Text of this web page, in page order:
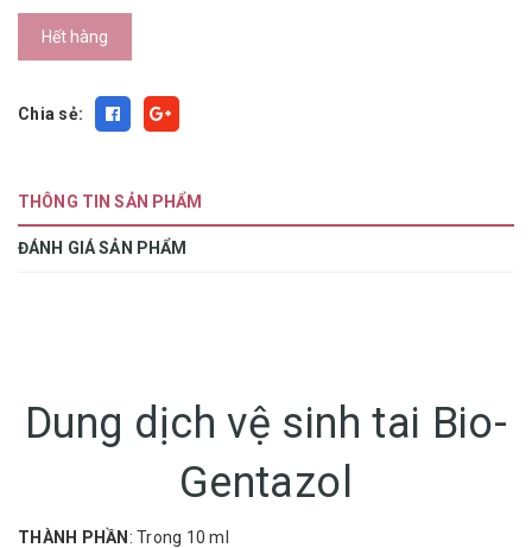
Hết hàng
Chia sẻ:
THÔNG TIN SẢN PHẨM
ĐÁNH GIÁ SẢN PHẨM
Dung dịch vệ sinh tai Bio-
Gentazol
THÀNH PHẦN : Trong 10 ml